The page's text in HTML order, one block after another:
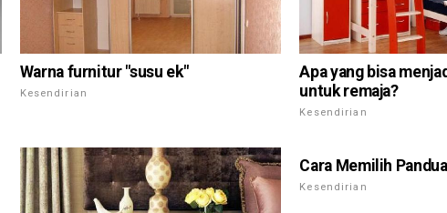
Warna furnitur "susu ek"
Kesendirian
Apa yang bisa
untuk remaja?
Kesendirian
Cara Memilih
Kesendirian